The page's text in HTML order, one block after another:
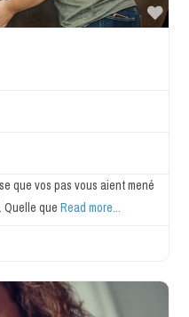
que vos pas vous aient mené
Quelle queRead more...